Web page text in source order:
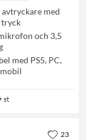
med
tryck
och 3,5
med PS5, PC,
st
23